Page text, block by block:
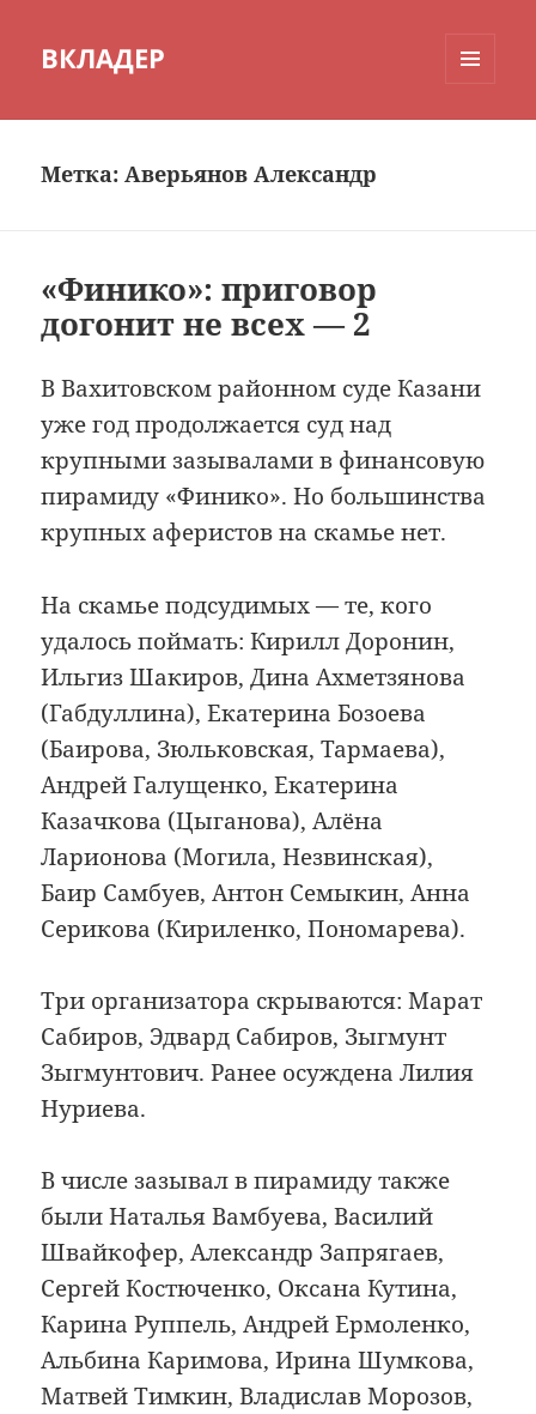
ВКЛАДЕР
Метка:Аверьянов Александр
«Финико»: приговор
догонит не всех — 2
В Вахитовском районном суде Казани
уже год продолжается суд над
крупными зазывалами в финансовую
пирамиду «Финико». Но большинства
крупных аферистов на скамье нет.
На скамье подсудимых — те, кого
удалось поймать: Кирилл Доронин,
Ильгиз Шакиров, Дина Ахметзянова
(Габдуллина), Екатерина Бозоева
(Баирова, Зюльковская, Тармаева),
Андрей Галущенко, Екатерина
Казачкова (Цыганова), Алёна
Ларионова (Могила, Незвинская),
Баир Самбуев, Антон Семыкин, Анна
Серикова (Кириленко, Пономарева).
Три организатора скрываются: Марат
Сабиров, Эдвард Сабиров, Зыгмунт
Зыгмунтович. Ранее осуждена Лилия
Нуриева.
В числе зазывал в пирамиду также
были Наталья Вамбуева, Василий
Швайкофер, Александр Запрягаев,
Сергей Костюченко, Оксана Кутина,
Карина Руппель, Андрей Ермоленко,
Альбина Каримова, Ирина Шумкова,
Матвей Тимкин, Владислав Морозов,